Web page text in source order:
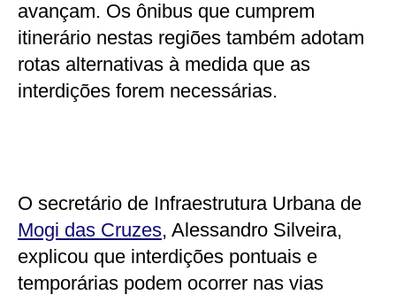
avançam. Os ônibus que cumprem
itinerário nestas regiões também adotam
rotas alternativas à medida que as
interdições forem necessárias.
O secretário de Infraestrutura Urbana de
Mogi das Cruzes, Alessandro Silveira,
explicou que interdições pontuais e
temporárias podem ocorrer nas vias